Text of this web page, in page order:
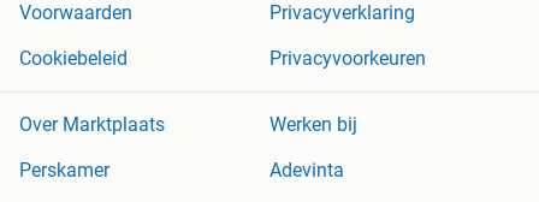
Voorwaarden
Privacyverklaring
Cookiebeleid
Privacyvoorkeuren
Over Marktplaats
Werken bij
Perskamer
Adevinta